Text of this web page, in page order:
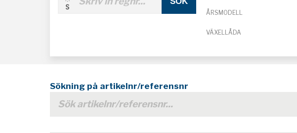
ÅRSMODELL
VÄXELLÅDA
Sökning på artikelnr/referensnr